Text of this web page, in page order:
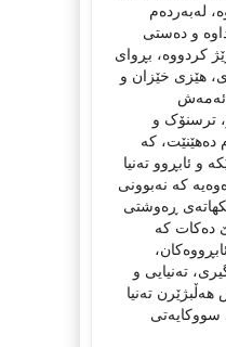
لەبەردەم
و دەستی
کردووە، بڕوای
هێزی خێزان و
ئەمەش
ترسنۆک و
دەهێنێت، کە
و ئابڕوو تەنیا
کە نەبوونی
ڕەوشتی
دەکات کە
تەنیایی و
تەنیا
سووکایەتی